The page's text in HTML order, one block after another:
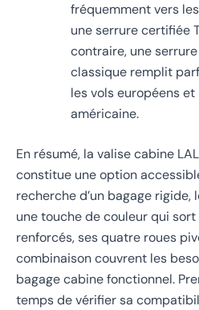
fréquemment vers
une serrure certifiée
contraire, une
classique remplit
les vols européens
américaine.
En résumé, la valise cabine
constitue une option
recherche d’un bagage rigide,
une touche de couleur qui sort
renforcés, ses quatre roues
combinaison couvrent les
bagage cabine fonctionnel.
temps de vérifier sa